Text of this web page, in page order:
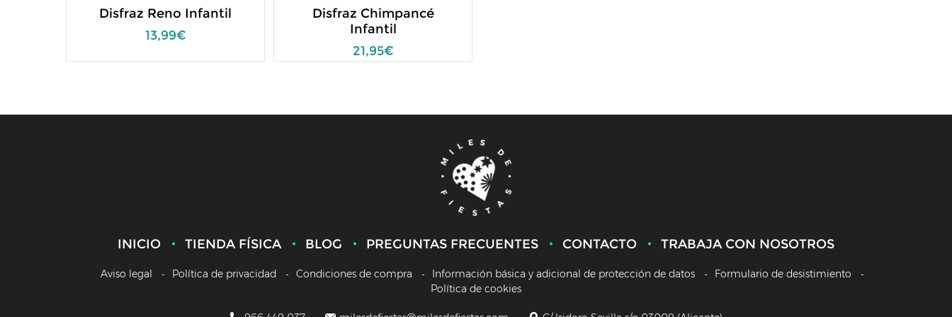
Disfraz Reno Infantil
13,99€
Disfraz Chimpancé
Infantil
21,95€
INICIO TIENDA FÍSICA BLOG PREGUNTAS FRECUENTES CONTACTO TRABAJA CON NOSOTROS
Aviso legal Política de privacidad Condiciones de compra Información básica y adicional de protección de datos
Formulario de desistimiento
Política de cookies